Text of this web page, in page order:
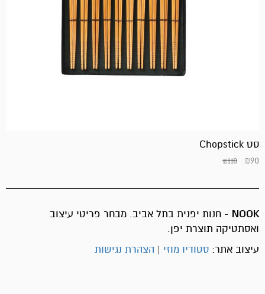
סט Chopstick
₪110 ₪90
NOOK - חנות יפנית בתל אביב. מבחר פריטי עיצוב
ואסתטיקה תוצרת יפן.
עיצוב אתר: סטודיו מוזי | הצהרת נגישות